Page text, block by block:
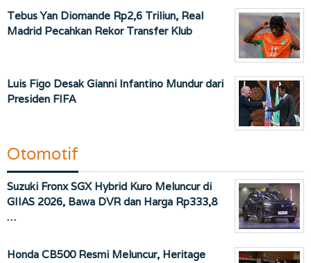
Tebus Yan Diomande Rp2,6 Triliun, Real
Madrid Pecahkan Rekor Transfer Klub
Luis Figo Desak Gianni Infantino Mundur dari
Presiden FIFA
Otomotif
Suzuki Fronx SGX Hybrid Kuro Meluncur di
GIIAS 2026, Bawa DVR dan Harga Rp333,8
…
Honda CB500 Resmi Meluncur, Heritage